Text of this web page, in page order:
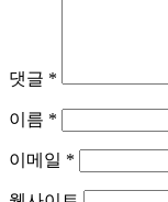
댓글 *
이름 *
이메일 *